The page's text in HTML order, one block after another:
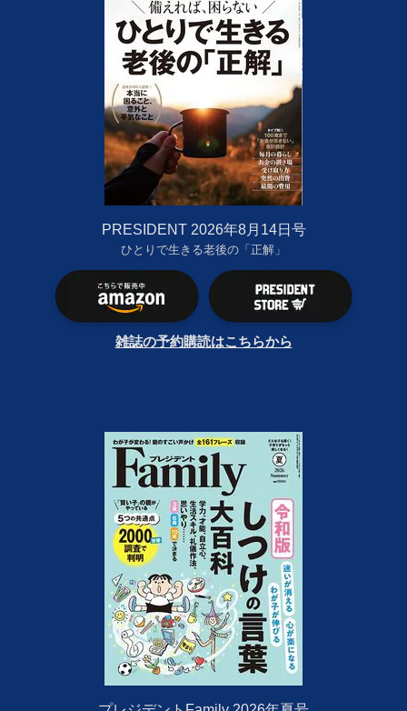
PRESIDENT 2026年8月14日号
ひとりで生きる老後の「正解」
雑誌の予約購読はこちらから